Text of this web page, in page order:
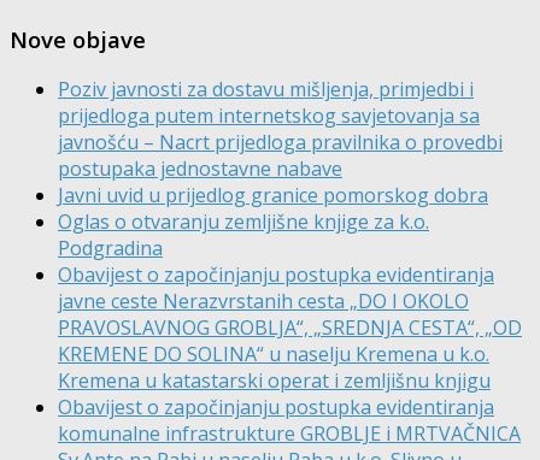
Nove objave
Poziv javnosti za dostavu mišljenja, primjedbi i
prijedloga putem internetskog savjetovanja sa
javnošću – Nacrt prijedloga pravilnika o provedbi
postupaka jednostavne nabave
Javni uvid u prijedlog granice pomorskog dobra
Oglas o otvaranju zemljišne knjige za k.o.
Podgradina
Obavijest o započinjanju postupka evidentiranja
javne ceste Nerazvrstanih cesta „DO I OKOLO
PRAVOSLAVNOG GROBLJA“, „SREDNJA CESTA“, „OD
KREMENE DO SOLINA“ u naselju Kremena u k.o.
Kremena u katastarski operat i zemljišnu knjigu
Obavijest o započinjanju postupka evidentiranja
komunalne infrastrukture GROBLJE i MRTVAČNICA